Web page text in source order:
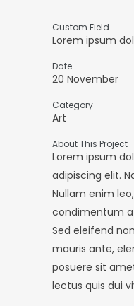
Custom Field
Lorem ipsum
Date
20 November
Category
Art
About This Project
Lorem ipsum
adipiscing elit.
Nullam enim
condimentum
Sed eleifend
mauris ante,
posuere sit
lectus quis dui